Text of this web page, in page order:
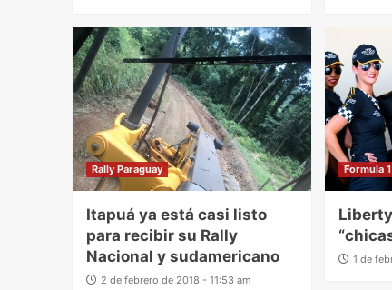
Rally Paraguay
Itapuá ya está casi listo
para recibir su Rally
Nacional y sudamericano
2 de febrero de 2018 - 11:53 am
Formula 1
1 de